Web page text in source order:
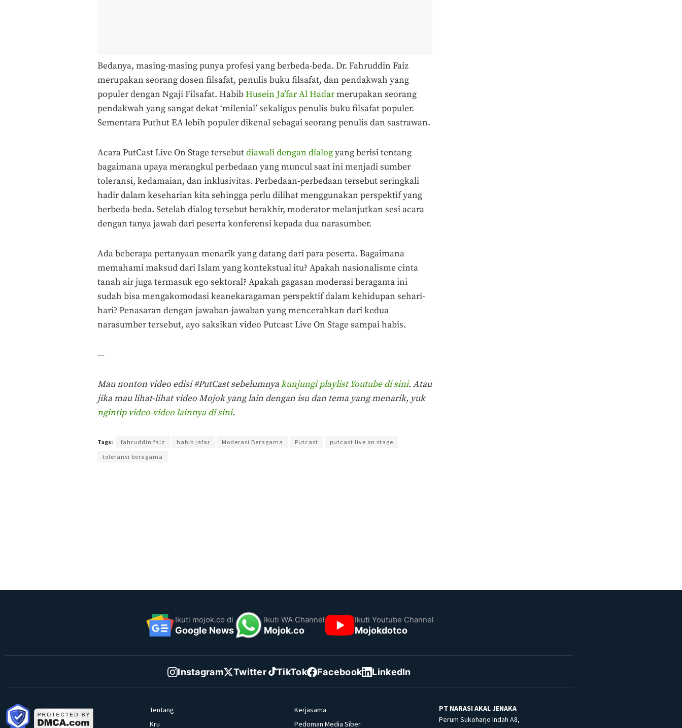
Bedanya, masing-masing punya profesi yang berbeda-beda. Dr. Fahruddin Faiz
merupakan seorang dosen filsafat, penulis buku filsafat, dan pendakwah yang
populer dengan Ngaji Filsafat. HabibHusein Ja’far Al Hadarmerupakan seorang
pendakwah yang sangat dekat ‘milenial’ sekaligus penulis buku filsafat populer.
Sementara Puthut EA lebih populer dikenal sebagai seorang penulis dan sastrawan.
Acara PutCast Live On Stage tersebutdiawali dengan dialogyang berisi tentang
bagaimana upaya merangkul perbedaan yang muncul saat ini menjadi sumber
toleransi, kedamaian, dan inklusivitas. Perbedaan-perbedaan tersebut seringkali
hadir dalam keseharian kita sehingga perlu dilihat menggunakan perspektif yang
berbeda-beda. Setelah dialog tersebut berakhir, moderator melanjutkan sesi acara
dengan tanya jawab dari peserta konferensi kepada dua narasumber.
Ada beberapa pertanyaan menarik yang datang dari para peserta. Bagaimana
memahami maksud dari Islam yang kontekstual itu? Apakah nasionalisme cinta
tanah air juga termasuk ego sektoral? Apakah gagasan moderasi beragama ini
sudah bisa mengakomodasi keanekaragaman perspektif dalam kehidupan sehari-
hari? Penasaran dengan jawaban-jawaban yang mencerahkan dari kedua
narasumber tersebut, ayo saksikan video Putcast Live On Stage sampai habis.
—
Mau nonton video edisi #PutCast sebelumnyakunjungi playlist Youtube di sini. Atau
jika mau lihat-lihat video Mojok yang lain dengan isu dan tema yang menarik, yuk
ngintip video-video lainnya di sini.
Tags: fahruddin faiz habib jafar Moderasi Beragama Putcast
putcast live on stage
toleransi beragama
Ikuti mojok.co di
Google News
Ikuti WA Channel
Mojok.co
Ikuti Youtube Channel
Mojokdotco
Instagram Twitter TikTok Facebook LinkedIn
Tentang
Kru
Kerjasama
Pedoman Media Siber
PT NARASI AKAL JENAKA
Perum Sukoharjo Indah A8,